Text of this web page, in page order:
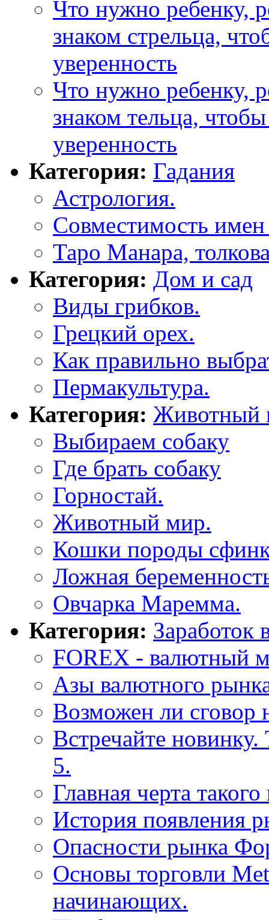
Что нужно ребенку,
знаком стрельца,
уверенность
Что нужно ребенку,
знаком тельца,
уверенность
Категория: Гадания
Астрология.
Совместимость
Таро Манара,
Категория: Дом и сад
Виды грибков.
Грецкий орех.
Как правильно
Пермакультура.
Категория: Животный
Выбираем собаку
Где брать собаку
Горностай.
Животный мир.
Кошки породы
Ложная
Овчарка Маремма.
Категория: Заработок
FOREX - валютный
Азы валютного
Возможен ли сговор
Встречайте
5.
Главная черта
История появления
Опасности рынка
Основы торговли
начинающих.